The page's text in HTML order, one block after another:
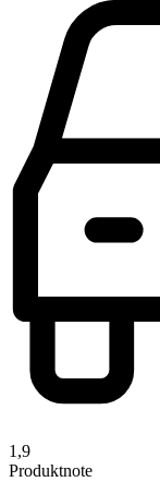
1,9
Produktnote